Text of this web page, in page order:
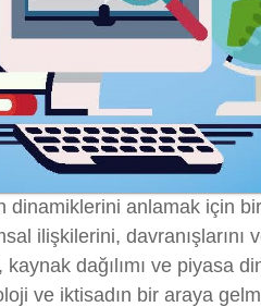
dinamiklerini anlamak için
ilişkilerini, davranışlarını
dağılımı ve piyasa
ve iktisadın bir araya